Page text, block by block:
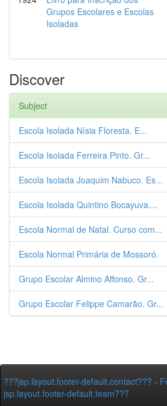
Grupos Escolares e Escolas
Isoladas
Discover
Subject
Escola Isolada Nísia Floresta. E...
Escola Isolada Ferreira Pinto. Gr...
Escola Isolada Joaquim Nabuco. Es...
Escola Isolada Quintino Bocayuva....
Escola Normal de Natal. Curso com...
Escola Normal Primária de Mossoró.
Grupo Escolar Almino Affonso. Gr...
Grupo Escolar Felippe Camarão. Gr...
???jsp.layout.footer-default.contact??? -
jsp.layout.footer-default.team???